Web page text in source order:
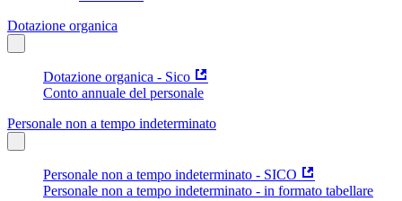
Dotazione organica
Dotazione organica - Sico
Conto annuale del personale
Personale non a tempo indeterminato
Personale non a tempo indeterminato - SICO
Personale non a tempo indeterminato - in formato tabellare